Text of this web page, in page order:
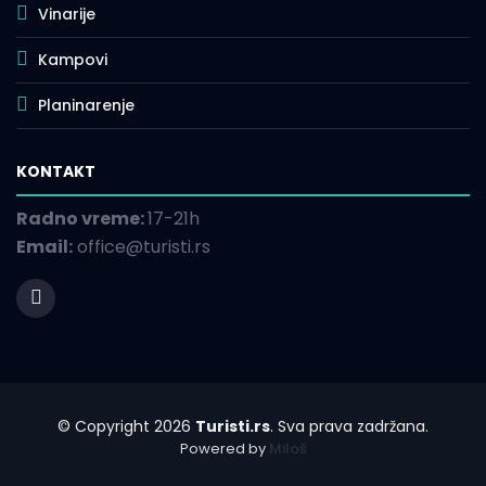
Vinarije
Kampovi
Planinarenje
KONTAKT
Radno vreme:17-21h
Email:office@turisti.rs
© Copyright 2026 Turisti.rs. Sva prava zadržana.
Powered by Miloš